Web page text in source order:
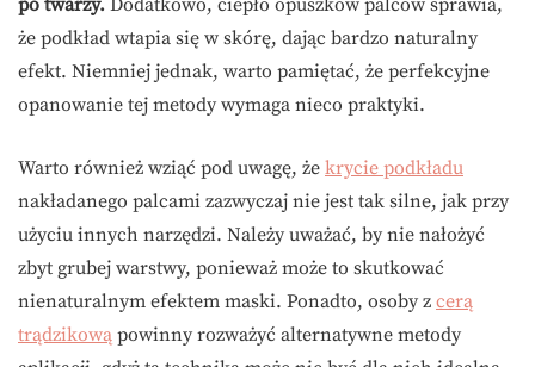
po twarzy. Dodatkowo, ciepło opuszków palców sprawia,
że podkład wtapia się w skórę, dając bardzo naturalny
efekt. Niemniej jednak, warto pamiętać, że perfekcyjne
opanowanie tej metody wymaga nieco praktyki.
Warto również wziąć pod uwagę, że krycie podkładu
nakładanego palcami zazwyczaj nie jest tak silne, jak przy
użyciu innych narzędzi. Należy uważać, by nie nałożyć
zbyt grubej warstwy, ponieważ może to skutkować
nienaturalnym efektem maski. Ponadto, osoby z cerą
trądzikową powinny rozważyć alternatywne metody